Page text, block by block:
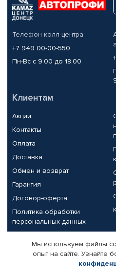
Телефон колл-центра
+7 949 00-00-550
Пн-Вс с 9.00 до 18.00
Клиентам
Акции
Контакты
Оплата
Доставка
Обмен и возврат
Гарантия
Договор-оферта
Политика обработки
персональных данных
Партнерам
Корпоративным клиентам
Мы используем файлы
опыт на сайте. Узнайте